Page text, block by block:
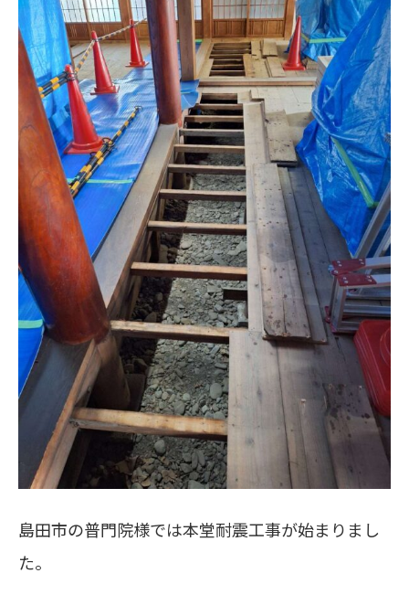
島田市の普門院様では本堂耐震工事が始まりまし
た。